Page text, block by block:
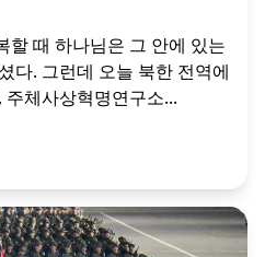
할 때 하나님은 그 안에 있는
다. 그런데 오늘 북한 전역에
체사상혁명연구소...